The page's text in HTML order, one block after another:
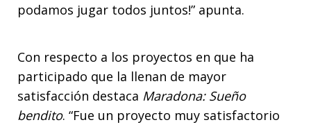
podamos jugar todos juntos!” apunta.
Con respecto a los proyectos en que ha
participado que la llenan de mayor
satisfacción destaca Maradona: Sueño
bendito. “Fue un proyecto muy satisfactorio